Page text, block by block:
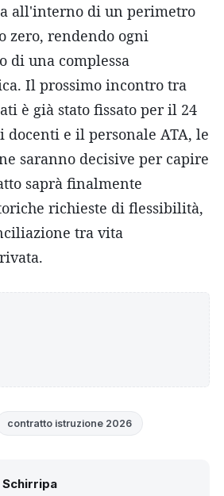
all'interno di un perimetro
zero, rendendo ogni
di una complessa
Il prossimo incontro tra
è già stato fissato per il 24
docenti e il personale ATA, le
saranno decisive per capire
saprà finalmente
richieste di flessibilità,
tra vita
contratto istruzione 2026